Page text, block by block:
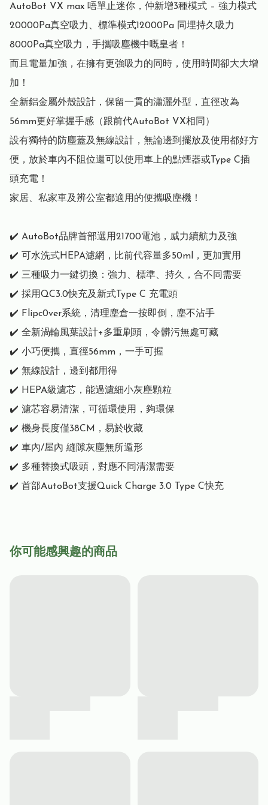
AutoBot VX max 唔單止迷你，仲新增3種模式 – 強力模式
20000Pa真空吸力、標準模式12000Pa 同埋持久吸力
8000Pa真空吸力，手攜吸塵機中嘅皇者！
而且電量加強，在擁有更強吸力的同時，使用時間卻大大增
加！
全新鋁金屬外殼設計，保留一貫的瀟灑外型，直徑改為
56mm更好掌握手感（跟前代AutoBot VX相同）
設有獨特的防塵蓋及無線設計，無論邊到擺放及使用都好方
便，放於車內不阻位還可以使用車上的點煙器或Type C插
頭充電！
家居、私家車及辨公室都適用的便攜吸塵機！
✔️ AutoBot品牌首部選用21700電池，威力續航力及強
✔️ 可水洗式HEPA濾網，比前代容量多50ml，更加實用
✔️ 三種吸力一鍵切換：強力、標準、持久，合不同需要
✔️ 採用QC3.0快充及新式Type C 充電頭
✔️ Flipc0ver系統，清理塵倉一按即倒，塵不沾手
✔️ 全新渦輪風葉設計+多重刷頭，令髒污無處可藏
✔️ 小巧便攜，直徑56mm，一手可握
✔️ 無線設計，邊到都用得
✔️ HEPA級濾芯，能過濾細小灰塵顆粒
✔️ 濾芯容易清潔，可循環使用，夠環保
✔️ 機身長度僅38CM，易於收藏
✔️ 車內/屋內 縫隙灰塵無所遁形
✔️ 多種替換式吸頭，對應不同清潔需要
你可能感興趣的商品